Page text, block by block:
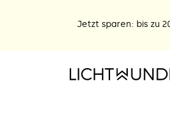
Jetzt sparen: bis zu